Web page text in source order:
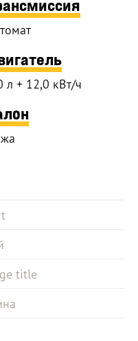
л + 12,0 кВт/ч
title